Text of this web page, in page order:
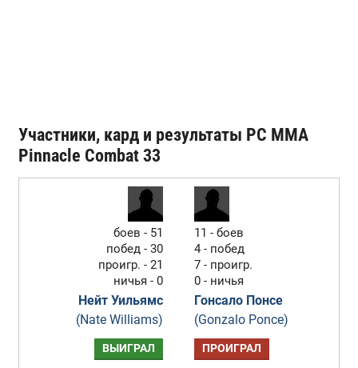
Участники, кард и результаты PC MMA
Pinnacle Combat 33
боев - 51
побед - 30
проигр. - 21
ничья - 0
Нейт Уильямс
(Nate Williams)
11 - боев
4 - побед
7 - проигр.
0 - ничья
Гонсало Понсе
(Gonzalo Ponce)
ВЫИГРАЛ ПРОИГРАЛ